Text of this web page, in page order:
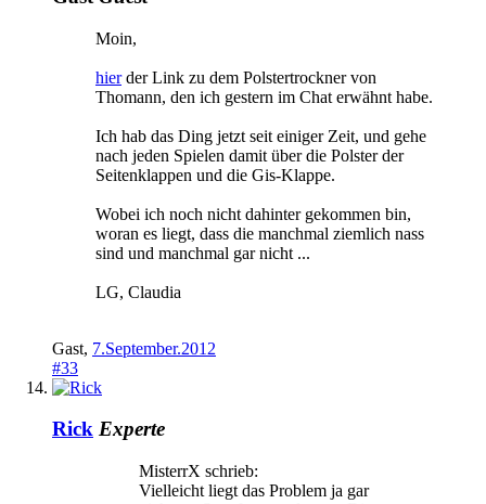
Moin,
hierder Link zu dem Polstertrockner von
Thomann, den ich gestern im Chat erwähnt habe.
Ich hab das Ding jetzt seit einiger Zeit, und gehe
nach jeden Spielen damit über die Polster der
Seitenklappen und die Gis-Klappe.
Wobei ich noch nicht dahinter gekommen bin,
woran es liegt, dass die manchmal ziemlich nass
sind und manchmal gar nicht ...
LG, Claudia
Gast, 7.September.2012
#33
Rick Experte
MisterrX schrieb:
Vielleicht liegt das Problem ja gar